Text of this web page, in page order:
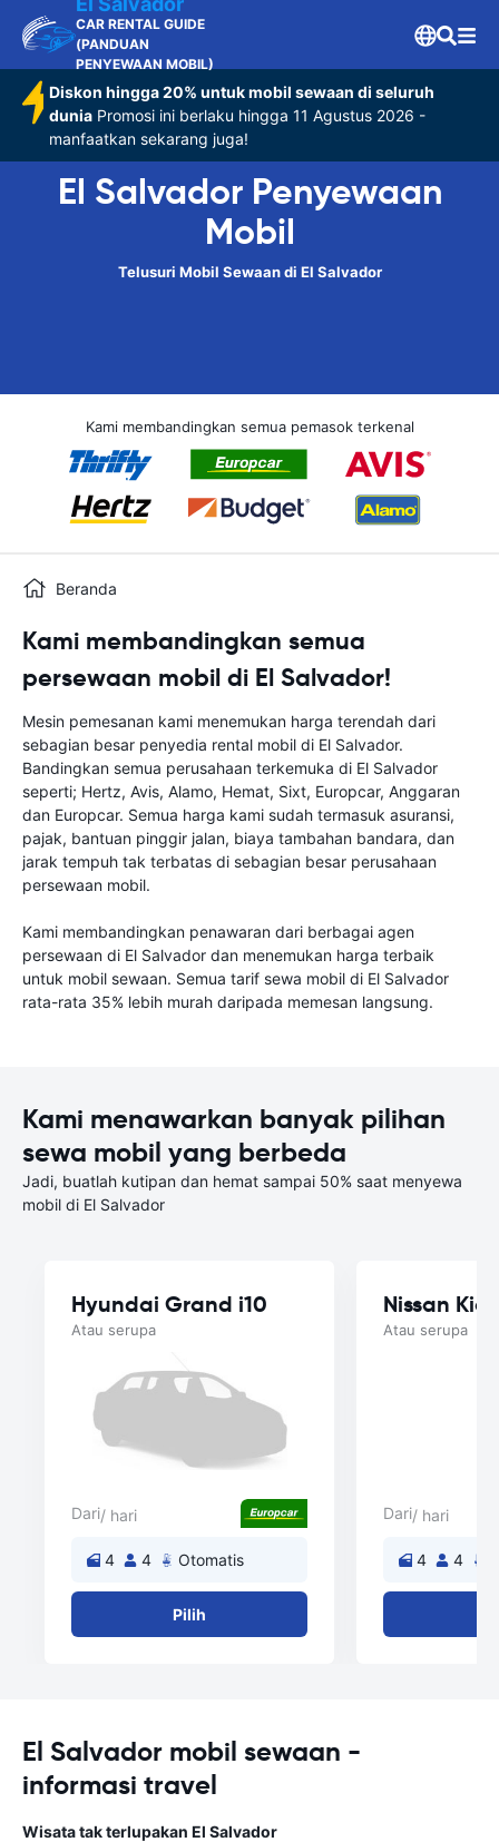
CAR RENTAL GUIDE
(PANDUAN
PENYEWAAN MOBIL)
Diskon hingga 20% untuk mobil sewaan di seluruh
dunia Promosi ini berlaku hingga 11 Agustus 2026 -
manfaatkan sekarang juga!
El Salvador Penyewaan
Mobil
Telusuri Mobil Sewaan di El Salvador
Kami membandingkan semua pemasok terkenal
Beranda
Kami membandingkan semua
persewaan mobil di El Salvador!
Mesin pemesanan kami menemukan harga terendah dari
sebagian besar penyedia rental mobil di El Salvador.
Bandingkan semua perusahaan terkemuka di El Salvador
seperti; Hertz, Avis, Alamo, Hemat, Sixt, Europcar, Anggaran
dan Europcar. Semua harga kami sudah termasuk asuransi,
pajak, bantuan pinggir jalan, biaya tambahan bandara, dan
jarak tempuh tak terbatas di sebagian besar perusahaan
persewaan mobil.
Kami membandingkan penawaran dari berbagai agen
persewaan di El Salvador dan menemukan harga terbaik
untuk mobil sewaan. Semua tarif sewa mobil di El Salvador
rata-rata 35% lebih murah daripada memesan langsung.
Kami menawarkan banyak pilihan
sewa mobil yang berbeda
Jadi, buatlah kutipan dan hemat sampai 50% saat menyewa
mobil di El Salvador
Hyundai Grand i10
Atau serupa
Dari/ hari
4 4 Otomatis
Pilih
Nissan
Atau serupa
Dari/ hari
4 4
El Salvador mobil sewaan -
informasi travel
Wisata tak terlupakan El Salvador